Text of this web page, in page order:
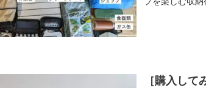
［購入し